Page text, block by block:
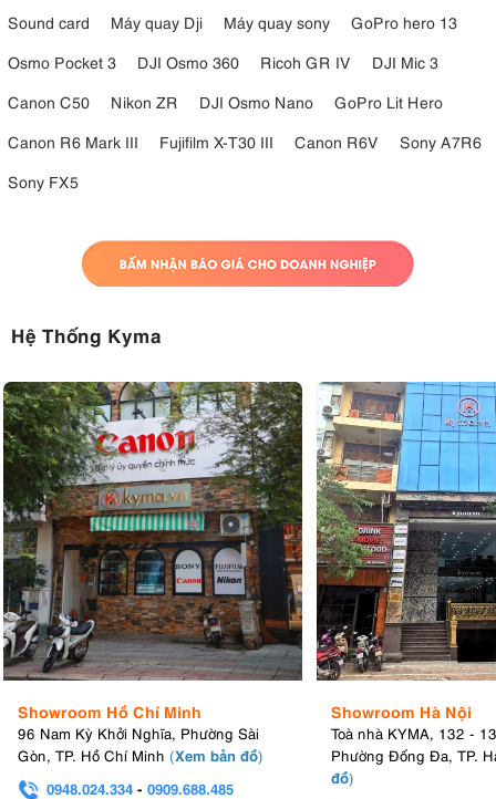
Sound card
Máy quay Dji Máy quay sony
GoPro hero 13
Osmo Pocket 3
DJI Osmo 360 Ricoh GR IV
DJI Mic 3
Canon C50
Nikon ZR DJI Osmo Nano
GoPro Lit Hero
Canon R6 Mark III
Fujifilm X-T30 III Canon R6V
Sony A7R6
Sony FX5
Hệ Thống Kyma
Showroom Hồ Chí Minh
96 Nam Kỳ Khởi Nghĩa, Phường Sài
Gòn, TP. Hồ Chí Minh (Xem bản đồ)
0948.024.334 - 0909.688.485
Showroom Hà Nội
Toà nhà KYMA, 132 -
Phường Đống Đa, TP.
đồ)